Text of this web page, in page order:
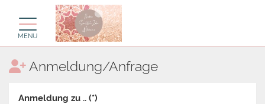
Toggle navigation
MENU
Anmeldung/Anfrage
Anmeldung zu .. (*)